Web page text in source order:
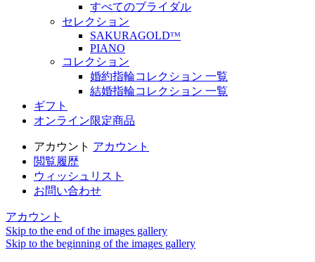
すべてのブライダル
セレクション
SAKURAGOLDᵀᴹ
PIANO
コレクション
婚約指輪コレクション 一覧
結婚指輪コレクション 一覧
ギフト
オンライン限定商品
アカウント アカウント
閲覧履歴
ウィッシュリスト
お問い合わせ
アカウント
Skip to the end of the images gallery
Skip to the beginning of the images gallery